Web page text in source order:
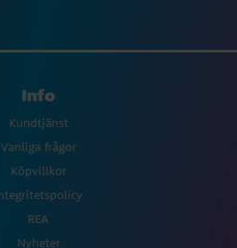
Info
Kundtjänst
Vanliga frågor
Köpvillkor
REA
Nyheter